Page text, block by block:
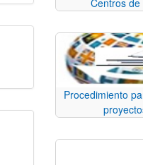
Centros
Procedimiento